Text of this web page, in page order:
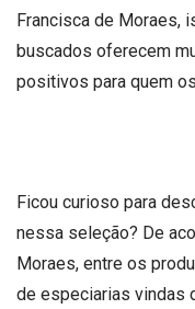
Francisca de Moraes,
buscados oferecem
positivos para quem
Ficou curioso para
nessa seleção? De
Moraes, entre os
de especiarias vindas